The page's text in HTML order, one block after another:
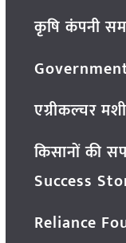
कृषि कंपनी
एग्रीकल्चर
किसानों की
Success
Reliance